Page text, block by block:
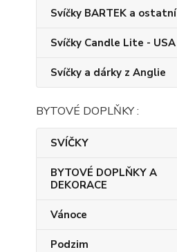
Svíčky BARTEK a ostatní
Svíčky Candle Lite - USA
Svíčky a dárky z Anglie
BYTOVÉ DOPLŇKY :
SVÍČKY
BYTOVÉ DOPLŇKY A
DEKORACE
Vánoce
Podzim